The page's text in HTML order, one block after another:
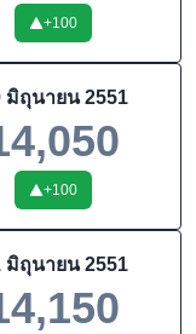
+100
มิถุนายน 2551
+100
มิถุนายน 2551